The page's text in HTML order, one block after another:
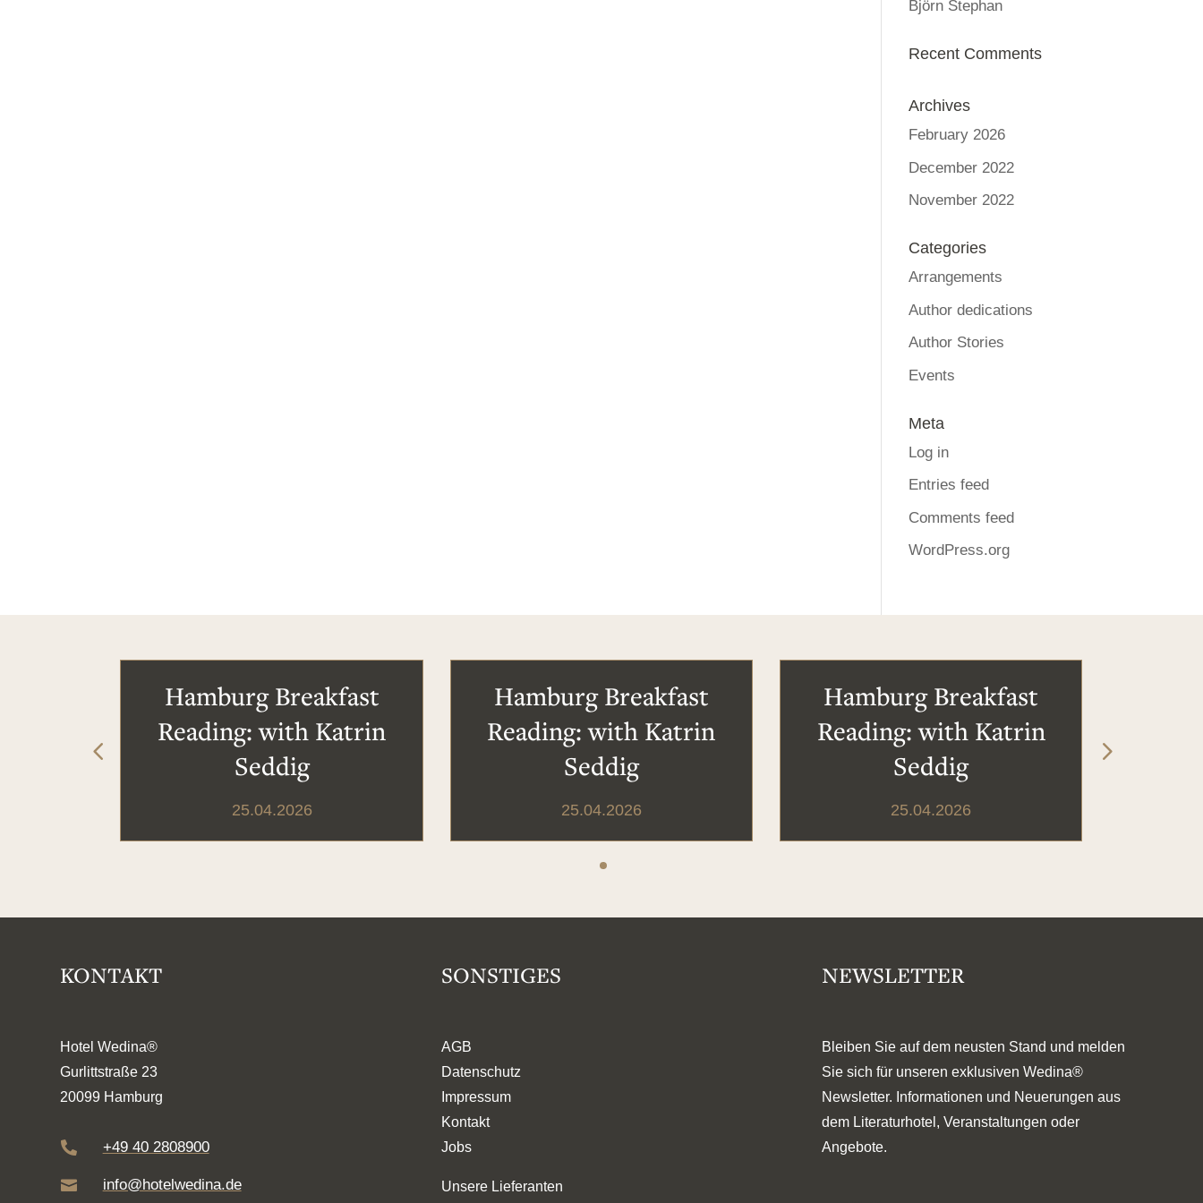
Björn Stephan
Recent Comments
Archives
February 2026
December 2022
November 2022
Categories
Arrangements
Author dedications
Author Stories
Events
Meta
Log in
Entries feed
Comments feed
WordPress.org
Hamburg Breakfast
Reading: with Katrin
Seddig
25.04.2026
Hamburg Breakfast
Reading: with Katrin
Seddig
25.04.2026
Hamburg Breakfast
Reading: with Katrin
Seddig
25.04.2026
KONTAKT
Hotel Wedina®
Gurlittstraße 23
20099 Hamburg
 +49 40 2808900
 info@hotelwedina.de
SONSTIGES
AGB
Datenschutz
Impressum
Kontakt
Jobs
Unsere Lieferanten
NEWSLETTER
Bleiben Sie auf dem neusten Stand und melden
Sie sich für unseren exklusiven Wedina®
Newsletter. Informationen und Neuerungen aus
dem Literaturhotel, Veranstaltungen oder
Angebote.